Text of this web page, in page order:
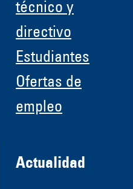
técnico y
directivo
Estudiantes
Ofertas de
empleo
Actualidad